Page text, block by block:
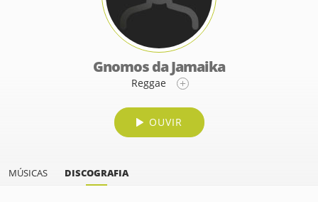
Gnomos da Jamaika
Reggae
OUVIR
MÚSICAS DISCOGRAFIA